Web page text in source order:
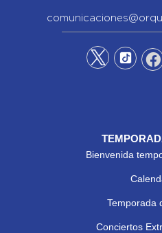
Bienvenida
Temporada
Conciertos